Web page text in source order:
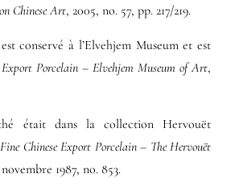
Chinese Art, 2005, no. 57, pp. 217/219.
conservé à l’Elvehjem Museum et est
Export Porcelain – Elvehjem Museum of Art,
était dans la collection Hervouët
Fine Chinese Export Porcelain – The Hervouët
1987, no. 853.